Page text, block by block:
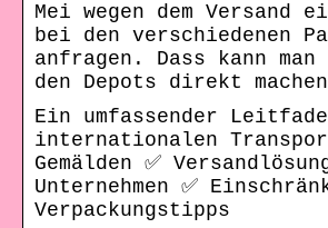
Mei wegen dem Versand
bei den verschiedenen
anfragen. Dass kann
den Depots direkt
Ein umfassender
internationalen
Gemälden ✅
Unternehmen ✅
Verpackungstipps